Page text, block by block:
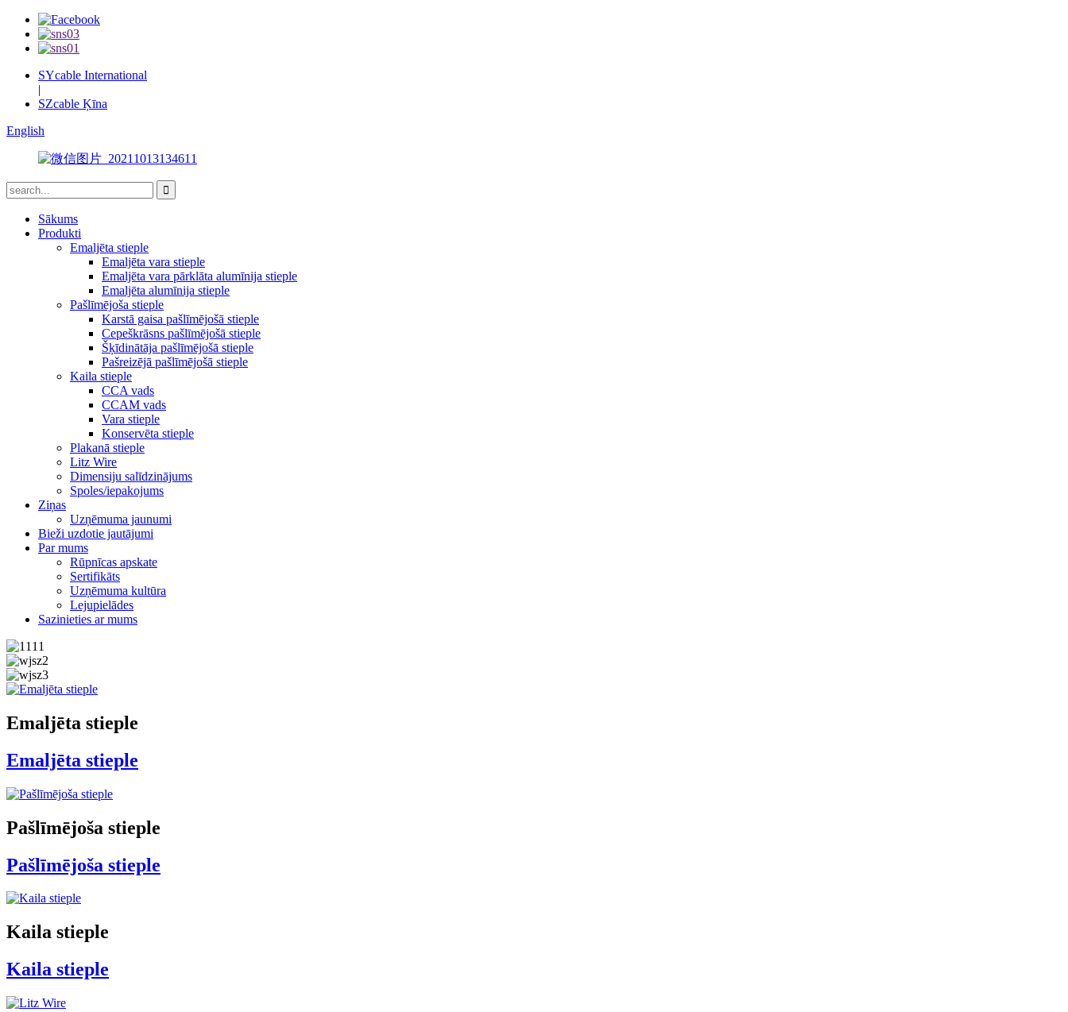
SYcable International
|
SZcable Ķīna
English
Sākums
Produkti
Emaljēta stieple
Emaljēta vara stieple
Emaljēta vara pārklāta alumīnija stieple
Emaljēta alumīnija stieple
Pašlīmējoša stieple
Karstā gaisa pašlīmējošā stieple
Cepeškrāsns pašlīmējošā stieple
Šķīdinātāja pašlīmējošā stieple
Pašreizējā pašlīmējošā stieple
Kaila stieple
CCA vads
CCAM vads
Vara stieple
Konservēta stieple
Plakanā stieple
Litz Wire
Dimensiju salīdzinājums
Spoles/iepakojums
Ziņas
Uzņēmuma jaunumi
Bieži uzdotie jautājumi
Par mums
Rūpnīcas apskate
Sertifikāts
Uzņēmuma kultūra
Lejupielādes
Sazinieties ar mums
Emaljēta stieple
Emaljēta stieple
Pašlīmējoša stieple
Pašlīmējoša stieple
Kaila stieple
Kaila stieple